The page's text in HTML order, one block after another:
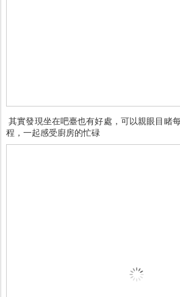
其實發現坐在吧臺也有好處，可以親眼目睹
程，一起感受廚房的忙碌